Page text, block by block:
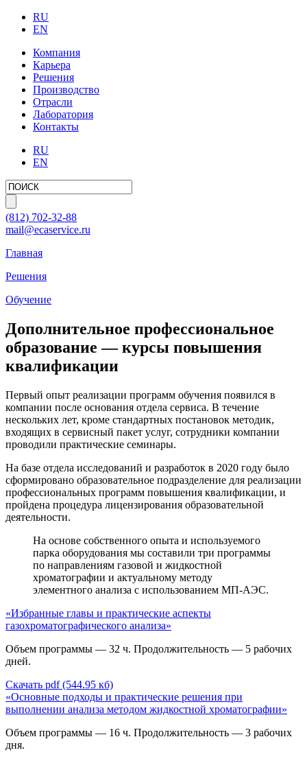
RU
EN
Компания
Карьера
Решения
Производство
Отрасли
Лаборатория
Контакты
RU
EN
(812) 702-32-88
mail@ecaservice.ru
Главная
Решения
Обучение
Дополнительное профессиональное
образование — курсы повышения
квалификации
Первый опыт реализации программ обучения появился в
компании после основания отдела сервиса. В течение
нескольких лет, кроме стандартных постановок методик,
входящих в сервисный пакет услуг, сотрудники компании
проводили практические семинары.
На базе отдела исследований и разработок в 2020 году было
сформировано образовательное подразделение для реализации
профессиональных программ повышения квалификации, и
пройдена процедура лицензирования образовательной
деятельности.
На основе собственного опыта и используемого
парка оборудования мы составили три программы
по направлениям газовой и жидкостной
хроматографии и актуальному методу
элементного анализа с использованием МП-АЭС.
«Избранные главы и практические аспекты
газохроматографического анализа»
Объем программы — 32 ч. Продолжительность — 5 рабочих
дней.
Скачать pdf (544.95 кб)
«Основные подходы и практические решения при
выполнении анализа методом жидкостной хроматографии»
Объем программы — 16 ч. Продолжительность — 3 рабочих
дня.